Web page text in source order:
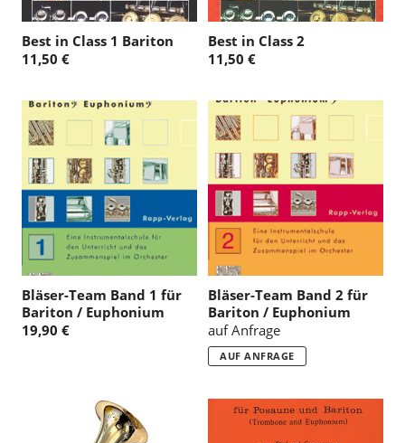
Best in Class 1 Bariton
11,50 €
Best in Class 2
11,50 €
Bläser-Team Band 1 für
Bariton / Euphonium
19,90 €
Bläser-Team Band 2 für
Bariton / Euphonium
auf Anfrage
AUF ANFRAGE